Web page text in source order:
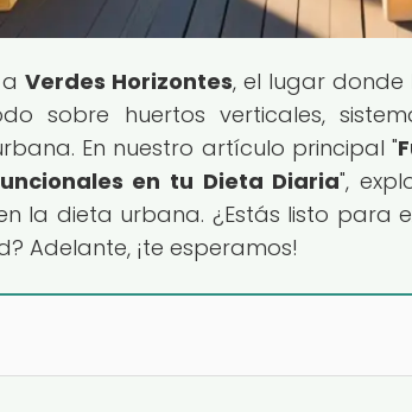
Verdes Horizontes, el lugar
sobre huertos verticales,
En nuestro artículo principal "
en tu Dieta Diaria",
la dieta urbana. ¿Estás listo para
Adelante, ¡te esperamos!